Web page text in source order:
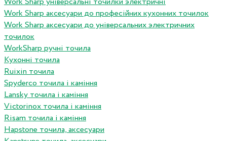
Work Sharp аксесуари до професiйних кухонних точилок
Work Sharp аксесуари до унiверсальних электричних
точилок
WorkSharp ручні точила
Кухонні точила
Ruixin точила
Spyderco точила і каміння
Lansky точила і каміння
Victorinox точила і каміння
Risam точила і каміння
Hapstone точила, аксесуари